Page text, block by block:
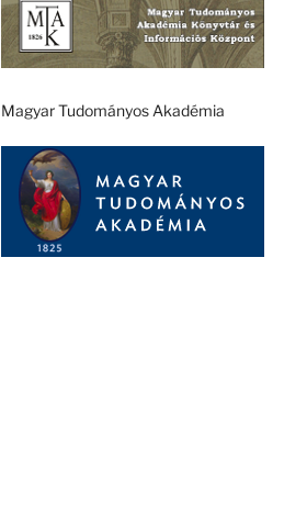
Magyar Tudományos Akadémia